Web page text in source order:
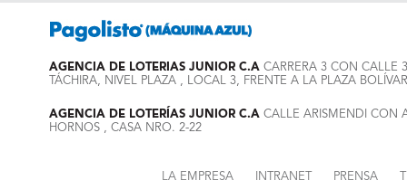
AGENCIA DE LOTERIAS JUNIOR C.A CARRERA 3 CON CALLE
TÁCHIRA, NIVEL PLAZA , LOCAL 3, FRENTE A LA PLAZA BOLÍVAR
AGENCIA DE LOTERÍAS JUNIOR C.A CALLE ARISMENDI CON
HORNOS , CASA NRO. 2-22
LA EMPRESA INTRANET PRENSA